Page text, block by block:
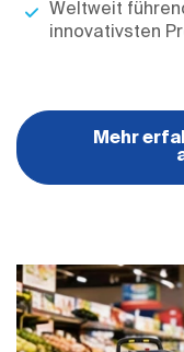
Weltweit
innovativsten
Mehr